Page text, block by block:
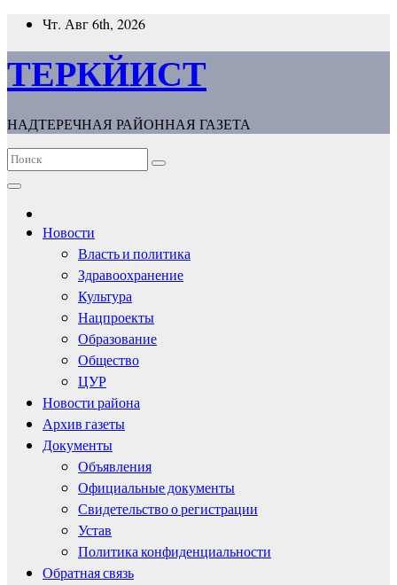
Перейти
содержимому
Чт. Авг 6th, 2026
ТЕРКЙИСТ
НАДТЕРЕЧНАЯ РАЙОННАЯ ГАЗЕТА
Новости
Власть и политика
Здравоохранение
Культура
Нацпроекты
Образование
Общество
ЦУР
Новости района
Архив газеты
Документы
Объявления
Официальные документы
Свидетельство о регистрации
Устав
Политика конфиденциальности
Обратная связь